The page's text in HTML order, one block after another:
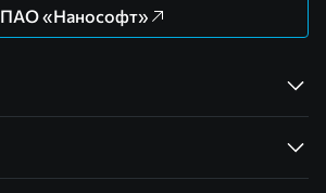
ПАО «Нанософт»